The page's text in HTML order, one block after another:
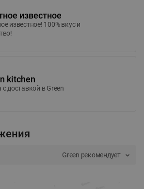
известное
известное! 100% вкус и
kitchen
c доставкой в Green
Green рекомендует